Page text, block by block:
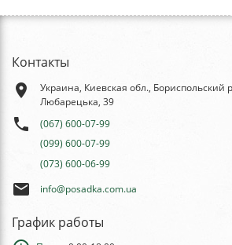
Контакты
place
Украина, Киевская обл., Бориспольский
Любарецька, 39
phone
(067) 600-07-99
(099) 600-07-99
(073) 600-06-99
email info@posadka.com.ua
График работы